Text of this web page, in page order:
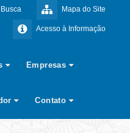
Mapa do Site
Busca
Acesso à Informação
Empresas
Contato